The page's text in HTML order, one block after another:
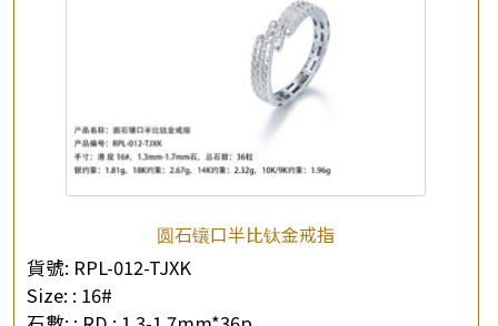
圆石镶口半比钛金戒指
貨號: RPL-012-TJXK
Size: : 16#